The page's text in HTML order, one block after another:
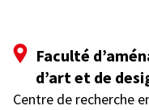
Faculté
d’art et de
Centre de recherche